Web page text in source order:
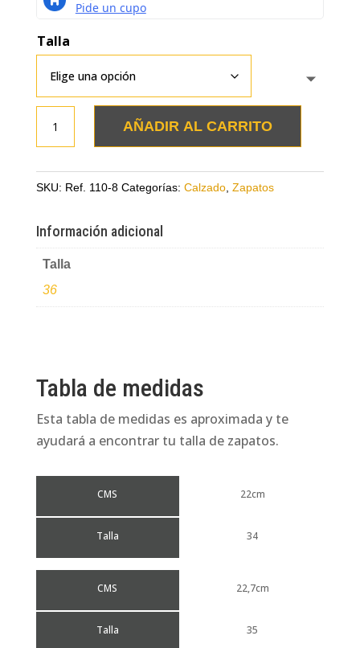
Talla
jirafa
cuero
cantidad
AÑADIR AL CARRITO
SKU: Ref. 110-8 Categorías: Calzado, Zapatos
Información adicional
Talla
36
Tabla de medidas
Esta tabla de medidas es aproximada y te
ayudará a encontrar tu talla de zapatos.
CMS
Talla
22cm
34
CMS
Talla
22,7cm
35